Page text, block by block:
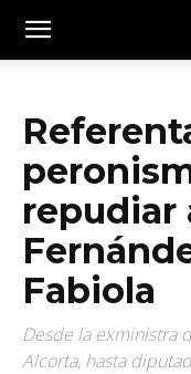
repudiar
Fabiola
Desde la exministra
Alcorta, hasta